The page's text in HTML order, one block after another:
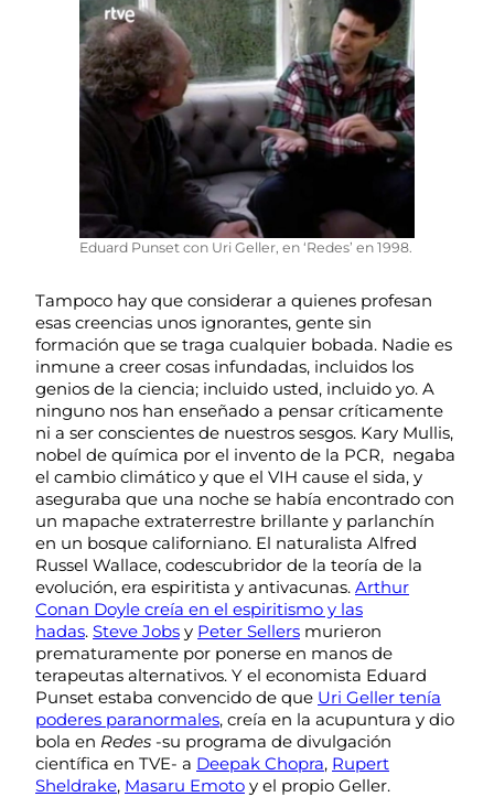
Eduard Punset con Uri Geller, en ‘Redes’ en 1998.
Tampoco hay que considerar a quienes profesan
esas creencias unos ignorantes, gente sin
formación que se traga cualquier bobada. Nadie es
inmune a creer cosas infundadas, incluidos los
genios de la ciencia; incluido usted, incluido yo. A
ninguno nos han enseñado a pensar críticamente
ni a ser conscientes de nuestros sesgos. Kary Mullis,
nobel de química por el invento de la PCR, negaba
el cambio climático y que el VIH cause el sida, y
aseguraba que una noche se había encontrado con
un mapache extraterrestre brillante y parlanchín
en un bosque californiano. El naturalista Alfred
Russel Wallace, codescubridor de la teoría de la
evolución, era espiritista y antivacunas. Arthur
Conan Doyle creía en el espiritismo y las
hadas. Steve Jobs y Peter Sellers murieron
prematuramente por ponerse en manos de
terapeutas alternativos. Y el economista Eduard
Punset estaba convencido de que Uri Geller tenía
poderes paranormales, creía en la acupuntura y dio
bola en Redes -su programa de divulgación
científica en TVE- a Deepak Chopra, Rupert
Sheldrake, Masaru Emoto y el propio Geller.